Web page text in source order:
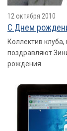
12 октября 2010
С Днем
Коллектив
поздравляют
рождения